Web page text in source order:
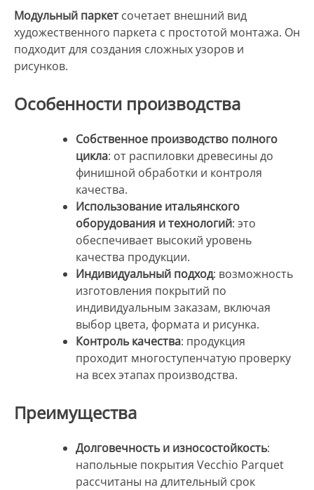
Модульный паркет сочетает внешний вид
художественного паркета с простотой монтажа. Он
подходит для создания сложных узоров и
рисунков.
Особенности производства
Собственное производство полного
цикла: от распиловки древесины до
финишной обработки и контроля
качества.
Использование итальянского
оборудования и технологий: это
обеспечивает высокий уровень
качества продукции.
Индивидуальный подход: возможность
изготовления покрытий по
индивидуальным заказам, включая
выбор цвета, формата и рисунка.
Контроль качества: продукция
проходит многоступенчатую проверку
на всех этапах производства.
Преимущества
Долговечность и износостойкость:
напольные покрытия Vecchio Parquet
рассчитаны на длительный срок